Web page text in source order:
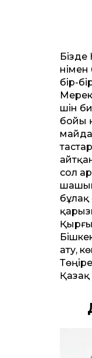
бір-
үшін
бойы
сол
бұлақ
ату,
Қазақ